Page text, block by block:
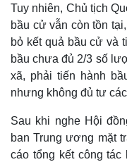
Tuy nhiên, Chủ tịch
bầu cử vẫn còn tồn
bỏ kết quả bầu cử và
bầu chưa đủ 2/3 số
xã, phải tiến hành
nhưng không đủ tư
Sau khi nghe Hội
ban Trung ương mặt
cáo tổng kết công